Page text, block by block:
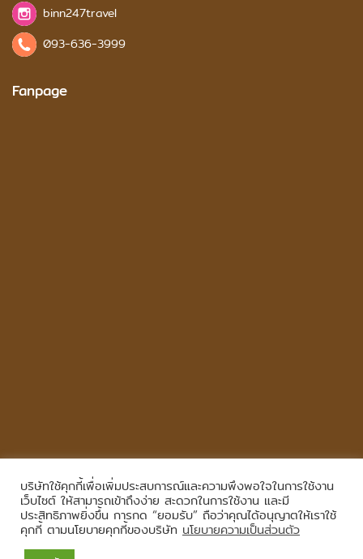
binn247travel
093-636-3999
Fanpage
Copyright © 2026 , All Rights Reserved.|เข้าสู่ระบบ
บริษัทใช้คุกกี้เพื่อเพิ่มประสบการณ์และความพึงพอใจในการใช้งาน
เว็บไซต์ ให้สามารถเข้าถึงง่าย สะดวกในการใช้งาน และมี
ประสิทธิภาพยิ่งขึ้น การกด “ยอมรับ” ถือว่าคุณได้อนุญาตให้เราใช้
คุกกี้ ตามนโยบายคุกกี้ของบริษัท นโยบายความเป็นส่วนตัว